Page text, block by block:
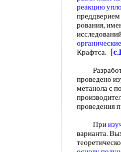
реакцию
рования,
Крафтса.
проведено
метанола с
проведения
При
варианта.